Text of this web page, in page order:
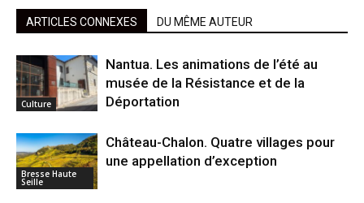
ARTICLES CONNEXES DU MÊME AUTEUR
Culture
Nantua. Les animations de l’été au
musée de la Résistance et de la
Déportation
Bresse Haute
Seille
Château-Chalon. Quatre villages pour
une appellation d’exception